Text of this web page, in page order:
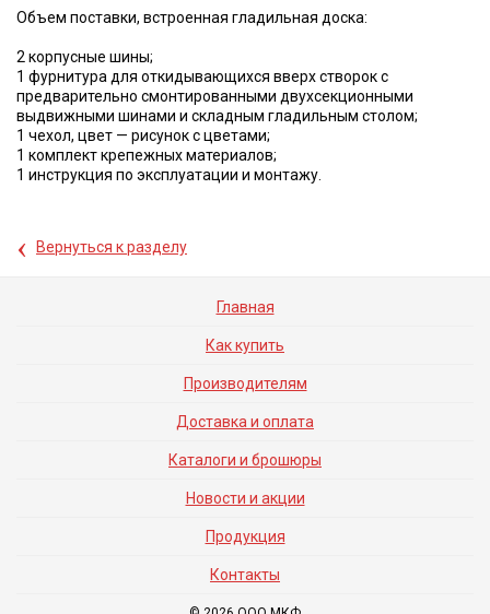
Объем поставки, встроенная гладильная доска:
2 корпусные шины;
1 фурнитура для откидывающихся вверх створок с
предварительно смонтированными двухсекционными
выдвижными шинами и складным гладильным столом;
1 чехол, цвет — рисунок с цветами;
1 комплект крепежных материалов;
1 инструкция по эксплуатации и монтажу.
‹ Вернуться к разделу
Главная
Как купить
Производителям
Доставка и оплата
Каталоги и брошюры
Новости и акции
Продукция
Контакты